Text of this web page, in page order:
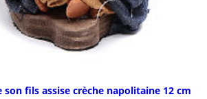
son fils assise crèche napolitaine 12 cm